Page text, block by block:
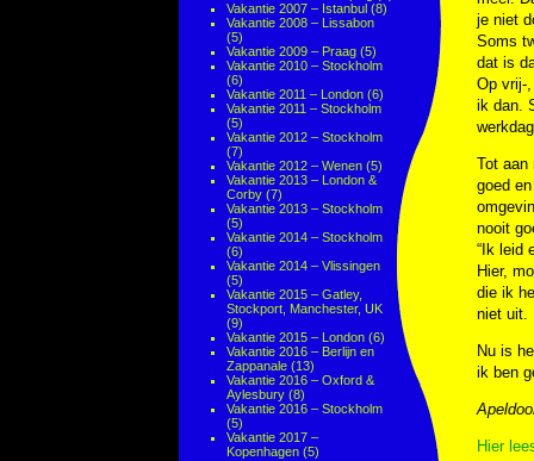
Vakantie 2007 – Istanbul (8)
Vakantie 2008 – Lissabon
(5)
Vakantie 2009 – Praag (5)
Vakantie 2010 – Stockholm
(6)
Vakantie 2011 – London (6)
Vakantie 2011 – Stockholm
(5)
Vakantie 2012 – Stockholm
(7)
Vakantie 2012 – Wenen (5)
Vakantie 2013 – London &
Corby (7)
Vakantie 2013 – Stockholm
(5)
Vakantie 2014 – Stockholm
(6)
Vakantie 2014 – Vlissingen
(5)
Vakantie 2015 – Gatley,
Stockport, Manchester, UK
(9)
Vakantie 2015 – London (6)
Vakantie 2016 – Berlijn en
Zappanale (13)
Vakantie 2016 – Oxford &
Aylesbury (8)
Vakantie 2016 – Stockholm
(5)
Vakantie 2017 –
Kopenhagen (5)
je niet
Soms
dat is
Op vrij-
ik dan.
Tot aan
goed
nooit
“Ik leid
Hier,
die ik
niet uit.
Nu is
ik ben
Hier